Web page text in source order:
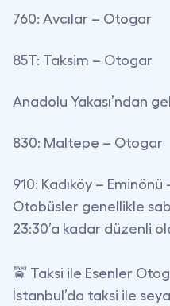
760: Avcılar – Otogar
85T: Taksim – Otogar
Anadolu Yakası’ndan
830: Maltepe – Otogar
910: Kadıköy –
Otobüsler genellikle
23:30’a kadar düzenli
🚖 Taksi ile Esenler
İstanbul’da taksi ile